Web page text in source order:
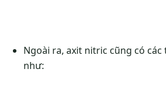
Ngoài ra, axit nitric cũng có
như: